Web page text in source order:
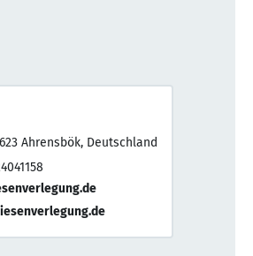
Ahrensbök, Deutschland